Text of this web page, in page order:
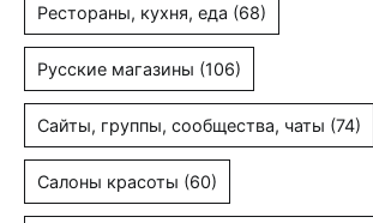
Рестораны, кухня, еда (68)
Русские магазины (106)
Сайты, группы, сообщества, чаты (74)
Салоны красоты (60)